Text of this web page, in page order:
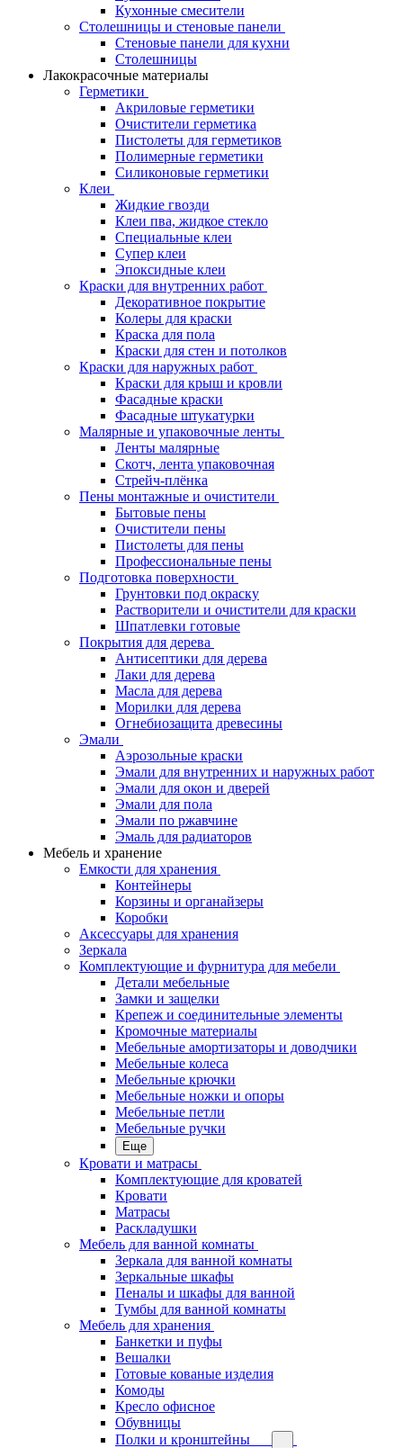
Кухонные смесители
Столешницы и стеновые панели
Стеновые панели для кухни
Столешницы
Лакокрасочные материалы
Герметики
Акриловые герметики
Очистители герметика
Пистолеты для герметиков
Полимерные герметики
Силиконовые герметики
Клеи
Жидкие гвозди
Клеи пва, жидкое стекло
Специальные клеи
Супер клеи
Эпоксидные клеи
Краски для внутренних работ
Декоративное покрытие
Колеры для краски
Краска для пола
Краски для стен и потолков
Краски для наружных работ
Краски для крыш и кровли
Фасадные краски
Фасадные штукатурки
Малярные и упаковочные ленты
Ленты малярные
Скотч, лента упаковочная
Стрейч-плёнка
Пены монтажные и очистители
Бытовые пены
Очистители пены
Пистолеты для пены
Профессиональные пены
Подготовка поверхности
Грунтовки под окраску
Растворители и очистители для краски
Шпатлевки готовые
Покрытия для дерева
Антисептики для дерева
Лаки для дерева
Масла для дерева
Морилки для дерева
Огнебиозащита древесины
Эмали
Аэрозольные краски
Эмали для внутренних и наружных работ
Эмали для окон и дверей
Эмали для пола
Эмали по ржавчине
Эмаль для радиаторов
Мебель и хранение
Емкости для хранения
Контейнеры
Корзины и органайзеры
Коробки
Аксессуары для хранения
Зеркала
Комплектующие и фурнитура для мебели
Детали мебельные
Замки и защелки
Крепеж и соединительные элементы
Кромочные материалы
Мебельные амортизаторы и доводчики
Мебельные колеса
Мебельные крючки
Мебельные ножки и опоры
Мебельные петли
Мебельные ручки
Еще
Кровати и матрасы
Комплектующие для кроватей
Кровати
Матрасы
Раскладушки
Мебель для ванной комнаты
Зеркала для ванной комнаты
Зеркальные шкафы
Пеналы и шкафы для ванной
Тумбы для ванной комнаты
Мебель для хранения
Банкетки и пуфы
Вешалки
Готовые кованые изделия
Комоды
Кресло офисное
Обувницы
Полки и кронштейны